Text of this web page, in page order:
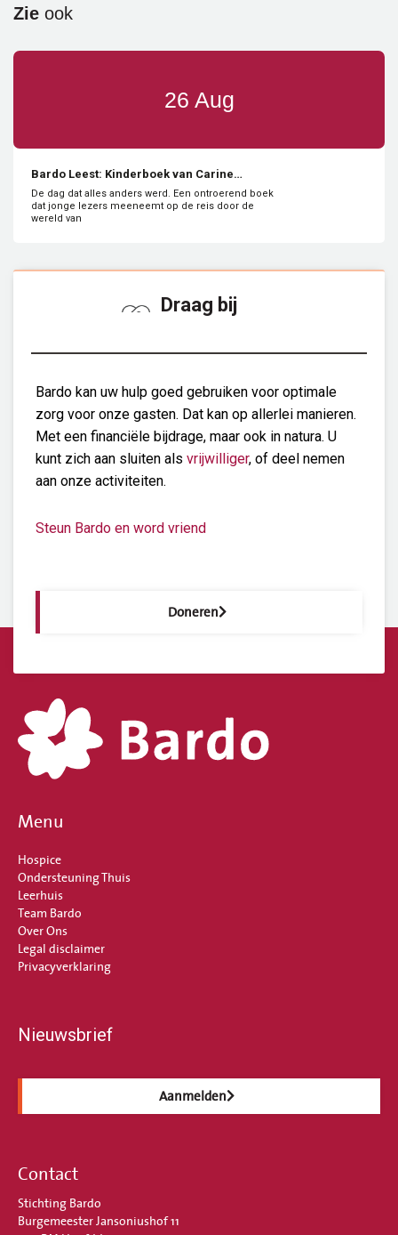
Zie ook
26 Aug
Bardo Leest: Kinderboek van Carine
Kappeyne van de Copello
De dag dat alles anders werd. Een ontroerend boek
dat jonge lezers meeneemt op de reis door de
wereld van
Draag bij
Bardo kan uw hulp goed gebruiken voor optimale
zorg voor onze gasten. Dat kan op allerlei manieren.
Met een financiële bijdrage, maar ook in natura. U
kunt zich aan sluiten als vrijwilliger, of deel nemen
aan onze activiteiten.
Steun Bardo en word vriend
Doneren
Menu
Hospice
Ondersteuning Thuis
Leerhuis
Team Bardo
Over Ons
Legal disclaimer
Privacyverklaring
Nieuwsbrief
Aanmelden
Contact
Stichting Bardo
Burgemeester Jansoniushof 11